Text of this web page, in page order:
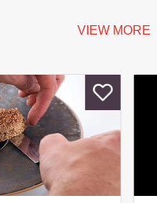
VIEW MORE